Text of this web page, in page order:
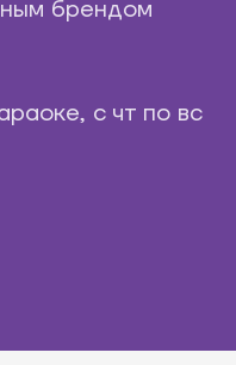
брендом
с чт по вс